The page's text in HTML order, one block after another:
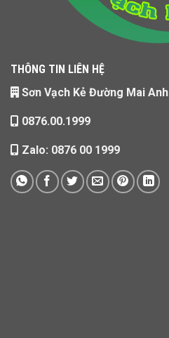
THÔNG TIN LIÊN HỆ
Sơn Vạch Kẻ Đường Mai Anh
0876.00.1999
Zalo: 0876 00 1999